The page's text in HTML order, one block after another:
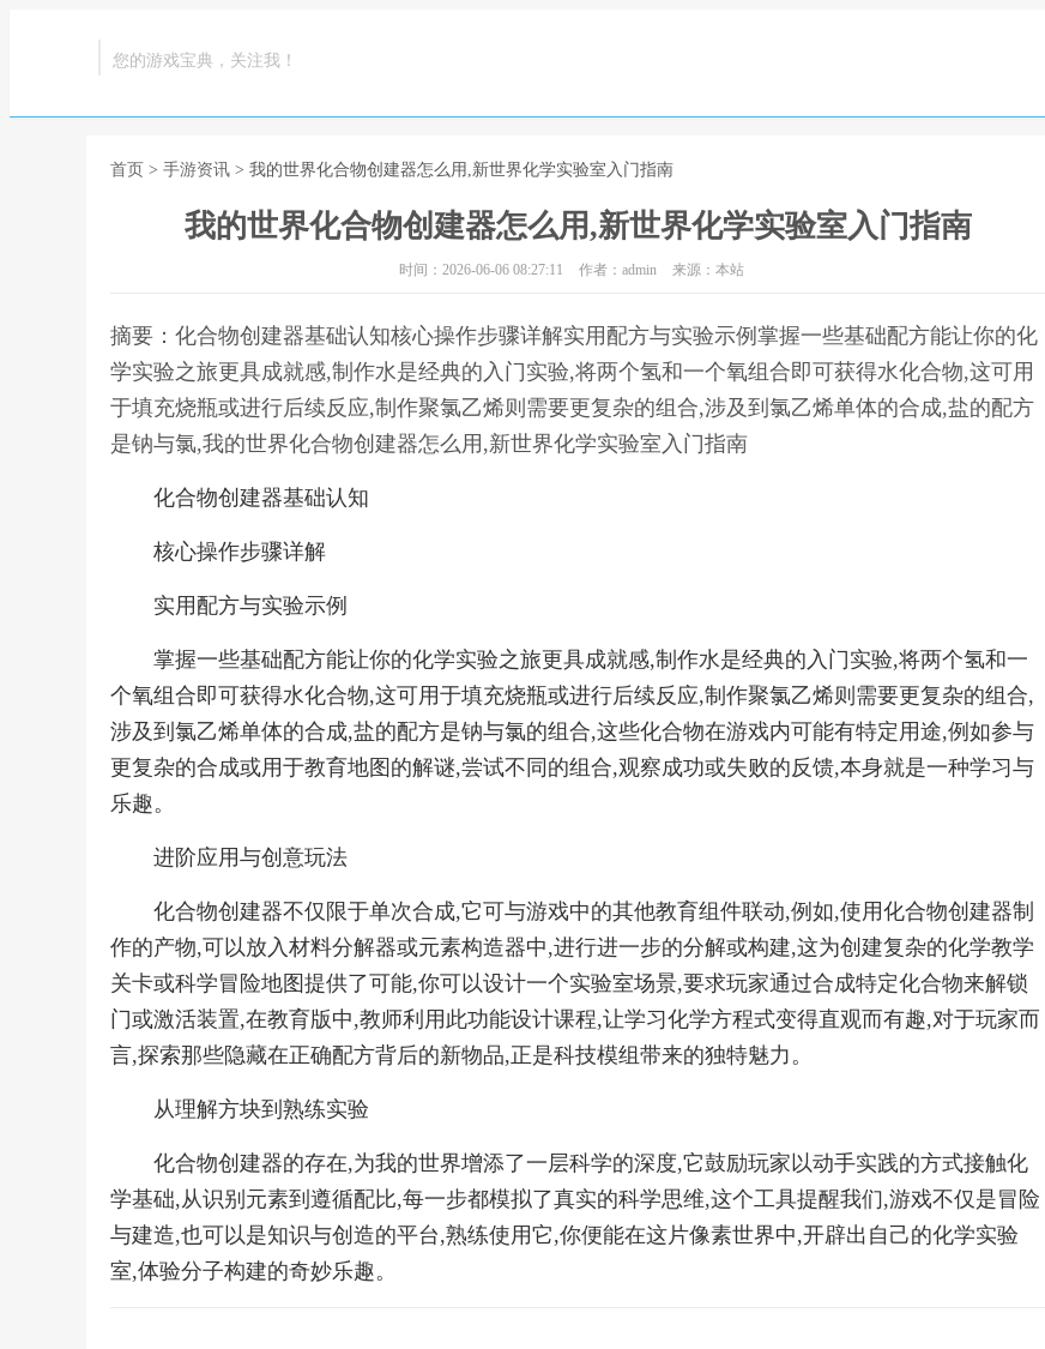
您的游戏宝典，关注我！
首页 > 手游资讯 > 我的世界化合物创建器怎么用,新世界化学实验室入门指南
我的世界化合物创建器怎么用,新世界化学实验室入门指南
时间：2026-06-06 08:27:11 作者：admin 来源：本站
摘要：化合物创建器基础认知核心操作步骤详解实用配方与实验示例掌握一些基础配方能让你的化
学实验之旅更具成就感,制作水是经典的入门实验,将两个氢和一个氧组合即可获得水化合物,这可用
于填充烧瓶或进行后续反应,制作聚氯乙烯则需要更复杂的组合,涉及到氯乙烯单体的合成,盐的配方
是钠与氯,我的世界化合物创建器怎么用,新世界化学实验室入门指南
化合物创建器基础认知
核心操作步骤详解
实用配方与实验示例
掌握一些基础配方能让你的化学实验之旅更具成就感,制作水是经典的入门实验,将两个氢和一
个氧组合即可获得水化合物,这可用于填充烧瓶或进行后续反应,制作聚氯乙烯则需要更复杂的组合,
涉及到氯乙烯单体的合成,盐的配方是钠与氯的组合,这些化合物在游戏内可能有特定用途,例如参与
更复杂的合成或用于教育地图的解谜,尝试不同的组合,观察成功或失败的反馈,本身就是一种学习与
乐趣。
进阶应用与创意玩法
化合物创建器不仅限于单次合成,它可与游戏中的其他教育组件联动,例如,使用化合物创建器制
作的产物,可以放入材料分解器或元素构造器中,进行进一步的分解或构建,这为创建复杂的化学教学
关卡或科学冒险地图提供了可能,你可以设计一个实验室场景,要求玩家通过合成特定化合物来解锁
门或激活装置,在教育版中,教师利用此功能设计课程,让学习化学方程式变得直观而有趣,对于玩家而
言,探索那些隐藏在正确配方背后的新物品,正是科技模组带来的独特魅力。
从理解方块到熟练实验
化合物创建器的存在,为我的世界增添了一层科学的深度,它鼓励玩家以动手实践的方式接触化
学基础,从识别元素到遵循配比,每一步都模拟了真实的科学思维,这个工具提醒我们,游戏不仅是冒险
与建造,也可以是知识与创造的平台,熟练使用它,你便能在这片像素世界中,开辟出自己的化学实验
室,体验分子构建的奇妙乐趣。